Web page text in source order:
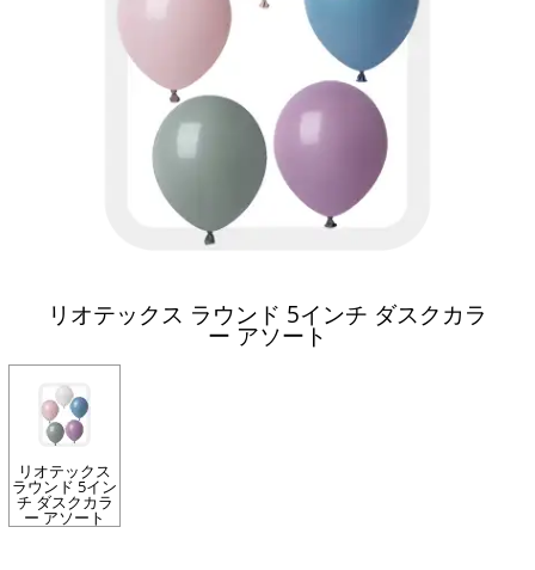
リオテックス ラウンド 5インチ ダスクカラ
ー アソート
リオテックス
ラウンド 5イン
チ ダスクカラ
ー アソート